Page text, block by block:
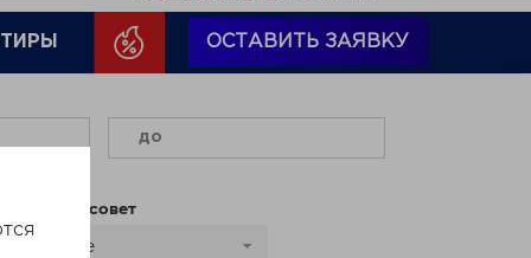
ОСТАВИТЬ ЗАЯВКУ
Сельсовет
Все